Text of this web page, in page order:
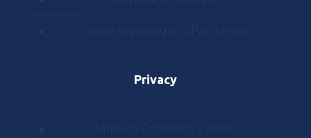
Come raggiungerci/Parcheggi
Privacy
Modulo Consenso Clienti